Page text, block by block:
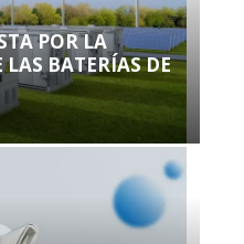
POR LA
LAS BATERÍAS DE